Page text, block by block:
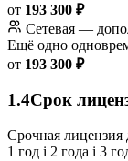
от 193 300 ₽
Сетевая —
Ещё одно
от 193 300 ₽
1.4Срок
Срочная лицензия
1 год i 2 года i 3